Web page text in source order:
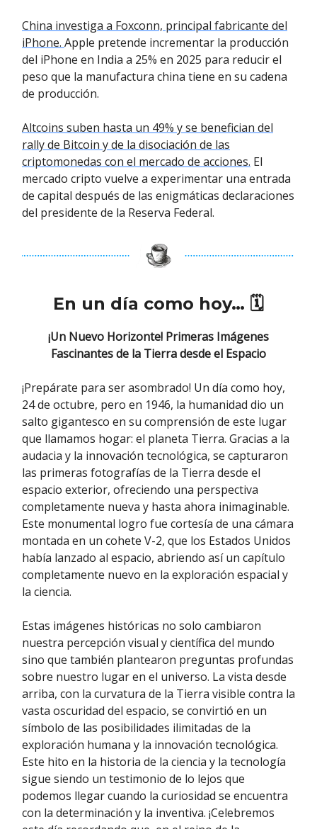
China investiga a Foxconn, principal fabricante del
iPhone. Apple pretende incrementar la producción
del iPhone en India a 25% en 2025 para reducir el
peso que la manufactura china tiene en su cadena
de producción.
Altcoins suben hasta un 49% y se benefician del
rally de Bitcoin y de la disociación de las
criptomonedas con el mercado de acciones. El
mercado cripto vuelve a experimentar una entrada
de capital después de las enigmáticas declaraciones
del presidente de la Reserva Federal.
En un día como hoy… 🗓
¡Un Nuevo Horizonte! Primeras Imágenes
Fascinantes de la Tierra desde el Espacio
¡Prepárate para ser asombrado! Un día como hoy,
24 de octubre, pero en 1946, la humanidad dio un
salto gigantesco en su comprensión de este lugar
que llamamos hogar: el planeta Tierra. Gracias a la
audacia y la innovación tecnológica, se capturaron
las primeras fotografías de la Tierra desde el
espacio exterior, ofreciendo una perspectiva
completamente nueva y hasta ahora inimaginable.
Este monumental logro fue cortesía de una cámara
montada en un cohete V-2, que los Estados Unidos
había lanzado al espacio, abriendo así un capítulo
completamente nuevo en la exploración espacial y
la ciencia.
Estas imágenes históricas no solo cambiaron
nuestra percepción visual y científica del mundo
sino que también plantearon preguntas profundas
sobre nuestro lugar en el universo. La vista desde
arriba, con la curvatura de la Tierra visible contra la
vasta oscuridad del espacio, se convirtió en un
símbolo de las posibilidades ilimitadas de la
exploración humana y la innovación tecnológica.
Este hito en la historia de la ciencia y la tecnología
sigue siendo un testimonio de lo lejos que
podemos llegar cuando la curiosidad se encuentra
con la determinación y la inventiva. ¡Celebremos